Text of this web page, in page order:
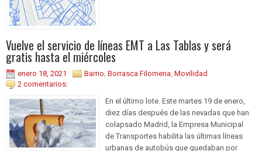
Vuelve el servicio de líneas EMT a Las Tablas y será
gratis hasta el miércoles
enero 18, 2021 Barrio Borrasca Filomena Movilidad
2 comentarios:
En el último lote. Este martes 19 de enero,
diez días después de las nevadas que han
colapsado Madrid, la Empresa Municipal
de Transportes habilita las últimas líneas
urbanas de autobús que quedaban por